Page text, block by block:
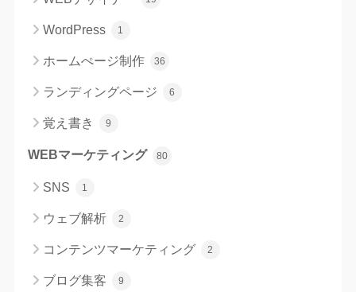
WordPress 1
ホームぺージ制作 36
ランディングページ 6
覚え書き 9
WEBマーケティング 80
SNS 1
ウェブ解析 2
コンテンツマーケティング 2
ブログ集客 9